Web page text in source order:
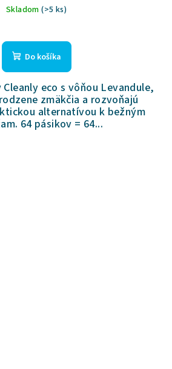
cena:
Skladom(>5 ks)
hodnotenie
produktu
z
5
hviezdičiek.
Do košíka
eco s vôňou Levandule,
zmäkčia a rozvoňajú
alternatívou k bežným
64 pásikov = 64...